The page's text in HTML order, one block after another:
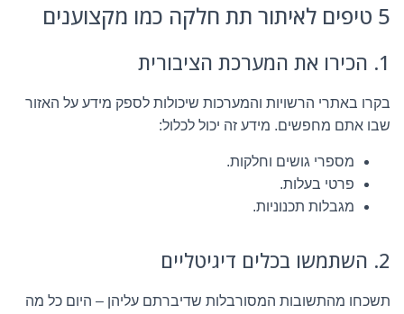
5 טיפים לאיתור תת חלקה כמו מקצוענים
1. הכירו את המערכת הציבורית
בקרו באתרי הרשויות והמערכות שיכולות לספק מידע על האזור
שבו אתם מחפשים. מידע זה יכול לכלול:
מספרי גושים וחלקות.
פרטי בעלות.
מגבלות תכנוניות.
2. השתמשו בכלים דיגיטליים
תשכחו מהתשובות המסורבלות שדיברתם עליהן – היום כל מה